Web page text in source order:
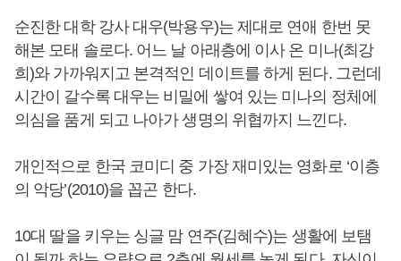
순진한 대학 강사 대우(박용우)는 제대로 연애 한번 못
해본 모태 솔로다. 어느 날 아래층에 이사 온 미나(최강
희)와 가까워지고 본격적인 데이트를 하게 된다. 그런데
시간이 갈수록 대우는 비밀에 쌓여 있는 미나의 정체에
의심을 품게 되고 나아가 생명의 위협까지 느낀다.
개인적으로 한국 코미디 중 가장 재미있는 영화로 ‘이층
의 악당’(2010)을 꼽곤 한다.
10대 딸을 키우는 싱글 맘 연주(김혜수)는 생활에 보탬